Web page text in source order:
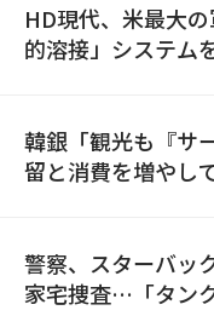
HD現代、米最大
的溶接」システム
韓銀「観光も『サ
留と消費を増やし
警察、スターバッ
家宅捜査…「タン